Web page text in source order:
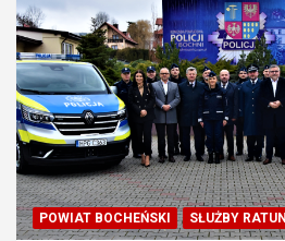
POWIAT BOCHEŃSKI SŁUŻBY